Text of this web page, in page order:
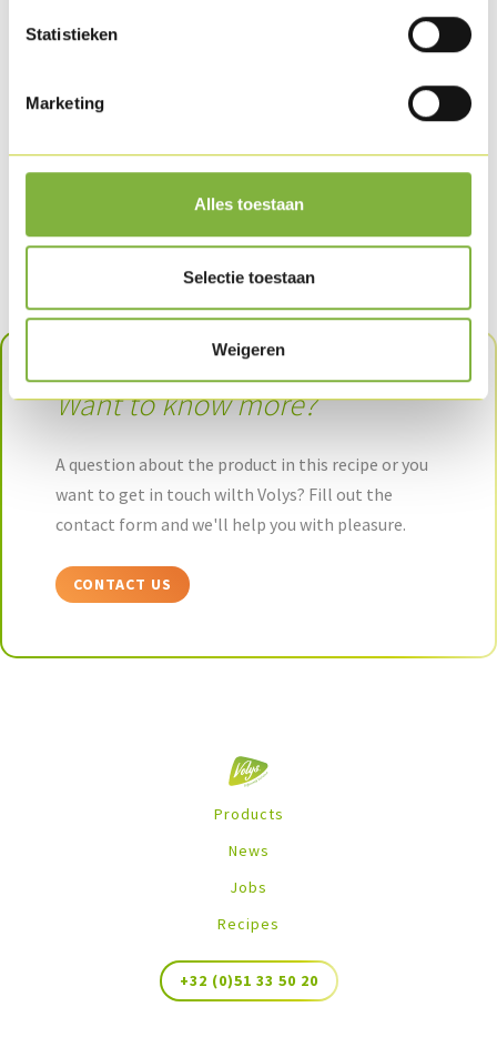
Statistieken
Marketing
Alles toestaan
Selectie toestaan
Weigeren
Want to know more?
A question about the product in this recipe or you
want to get in touch wilth Volys? Fill out the
contact form and we'll help you with pleasure.
CONTACT US
Products
News
Jobs
Recipes
+32 (0)51 33 50 20